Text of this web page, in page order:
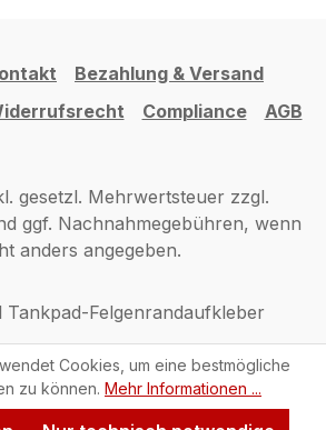
Bezahlung & Versand
Compliance AGB
gesetzl. Mehrwertsteuer zzgl.
ggf. Nachnahmegebühren, wenn
anders angegeben.
Felgenrandaufkleber
Cookies, um eine bestmögliche
zu können. Mehr Informationen ...